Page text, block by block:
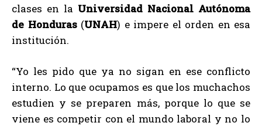
clases en la Universidad Nacional Autónoma
de Honduras(UNAH) e impere el orden en esa
institución.
“Yo les pido que ya no sigan en ese conflicto
interno. Lo que ocupamos es que los muchachos
estudien y se preparen más, porque lo que se
viene es competir con el mundo laboral y no lo